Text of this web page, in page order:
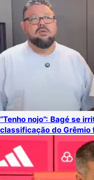
“Tenho nojo”: Bagé se
classificação do Grêmio